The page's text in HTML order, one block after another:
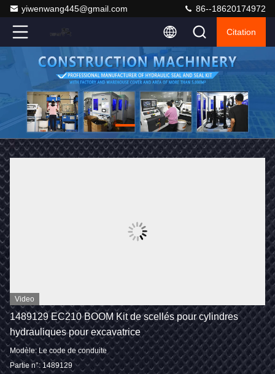
yiwenwang445@gmail.com 86--18620174972
Citation
Video
1489129 EC210 BOOM Kit de scellés pour cylindres
hydrauliques pour excavatrice
Modèle: Le code de conduite
Partie n°: 1489129